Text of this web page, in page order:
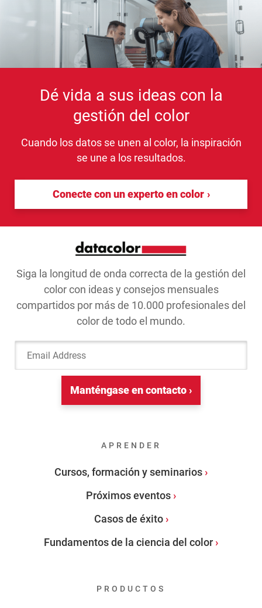
Dé vida a sus ideas con la
gestión del color
Cuando los datos se unen al color, la inspiración
se une a los resultados.
Conecte con un experto en color
Siga la longitud de onda correcta de la gestión del
color con ideas y consejos mensuales
compartidos por más de 10.000 profesionales del
color de todo el mundo.
Email Address
Manténgase en contacto ›
APRENDER
Cursos, formación y seminarios
Próximos eventos
Casos de éxito
Fundamentos de la ciencia del color
PRODUCTOS